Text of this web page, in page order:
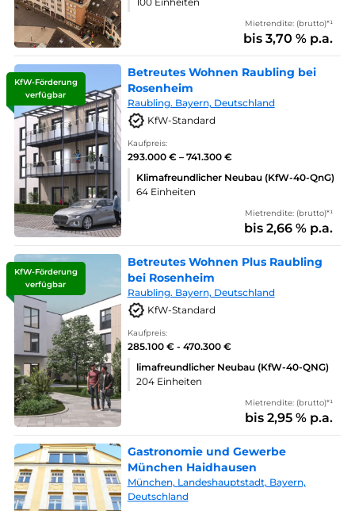
Mietrendite: (brutto)*¹
bis 3,70 % p.a.
KfW-Förderung
verfügbar
Betreutes Wohnen Raubling bei
Rosenheim
Raubling. Bayern, Deutschland
KfW-Standard
Kaufpreis:
293.000 € – 741.300 €
Klimafreundlicher Neubau (KfW-40-QnG)
64 Einheiten
Mietrendite: (brutto)*¹
bis 2,66 % p.a.
KfW-Förderung
verfügbar
Betreutes Wohnen Plus Raubling
bei Rosenheim
Raubling. Bayern, Deutschland
KfW-Standard
Kaufpreis:
285.100 € - 470.300 €
limafreundlicher Neubau (KfW-40-QNG)
204 Einheiten
Mietrendite: (brutto)*¹
bis 2,95 % p.a.
Gastronomie und Gewerbe
München Haidhausen
München, Landeshauptstadt, Bayern,
Deutschland